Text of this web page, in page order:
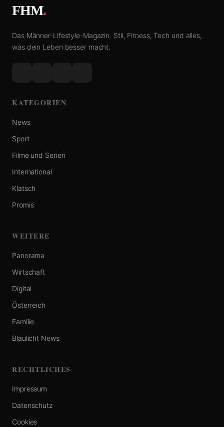
FHM.
Das Männer-Lifestyle-Magazin. Stil, Fitness, Tech und alles,
was dein Leben besser macht.
KATEGORIEN
News
Sport
Filme und Serien
International
Klatsch
Promis
WEITERE
Panorama
Wirtschaft
Digital
Österreich
Familie
Blaulicht News
RECHTLICHES
Impressum
Datenschutz
Cookies